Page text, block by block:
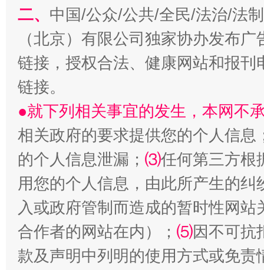
二、 中国/公众/公共/全民/法治/法
（北京）有限公司独家协办发布
链接，授权合法、健康网站和报
链接。
●就下列相关事宜的发生，本网不
相关政府的要求提供您的个人信息
的个人信息泄漏； ⑶任何第三方根
用您的个人信息，由此所产生的纠
入或政府管制而造成的暂时性网
合作者的网站在内）； ⑸因不可抗
款及声明中列明的使用方式或免责